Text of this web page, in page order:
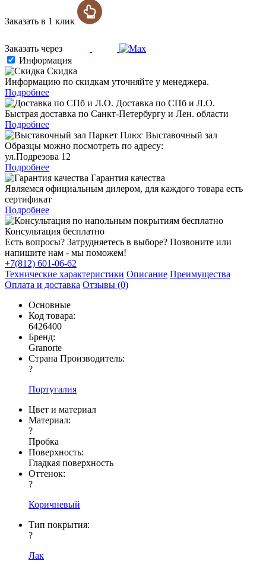
Заказать в 1 клик
Заказать через
Информация
Скидка
Информацию по скидкам уточняйте у менеджера.
Подробнее
Доставка по СПб и Л.О.
Быстрая доставка по Санкт-Петербургу и Лен. области
Подробнее
Выставочный зал
Образцы можно посмотреть по адресу:
ул.Подрезова 12
Подробнее
Гарантия качества
Являемся официальным дилером, для каждого товара есть
сертификат
Подробнее
Консультация бесплатно
Есть вопросы? Затрудняетесь в выборе? Позвоните или
напишите нам - мы поможем!
+7(812) 601-06-62
Технические характеристики Описание Преимущества
Оплата и доставка Отзывы (0)
Основные
Код товара:
6426400
Бренд:
Granorte
Страна Производитель:
?
Португалия
Цвет и материал
Материал:
?
Пробка
Поверхность:
Гладкая поверхность
Оттенок:
?
Коричневый
Тип покрытия:
?
Лак